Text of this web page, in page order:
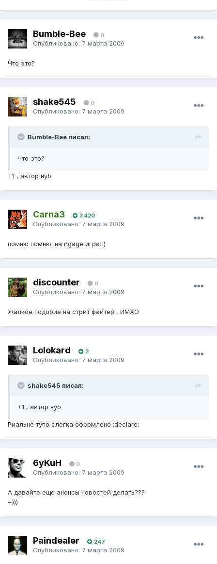
Bumble-Bee 0
Опубликовано: 7 марта 2009
Что это?
shake545 0
Опубликовано: 7 марта 2009
Bumble-Bee писал:
Что это?
+1 , автор нуб
Carna3 2 420
Опубликовано: 7 марта 2009
помню помню. на ngage играл)
discounter 0
Опубликовано: 7 марта 2009
Жалкое подобие на стрит файтер , ИМХО
Lolokard 2
Опубликовано: 7 марта 2009
shake545 писал:
+1 , автор нуб
Риальне тупо слегка оформлено :declare:
6yKuH 0
Опубликовано: 7 марта 2009
А давайте еще анонсы новостей делать???
+)))
Paindealer 247
Опубликовано: 7 марта 2009